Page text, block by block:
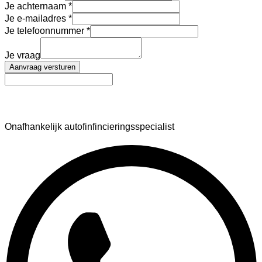
Je achternaam
Je e-mailadres
Je telefoonnummer
Je vraag
Aanvraag versturen
Onafhankelijk autofinfincieringsspecialist